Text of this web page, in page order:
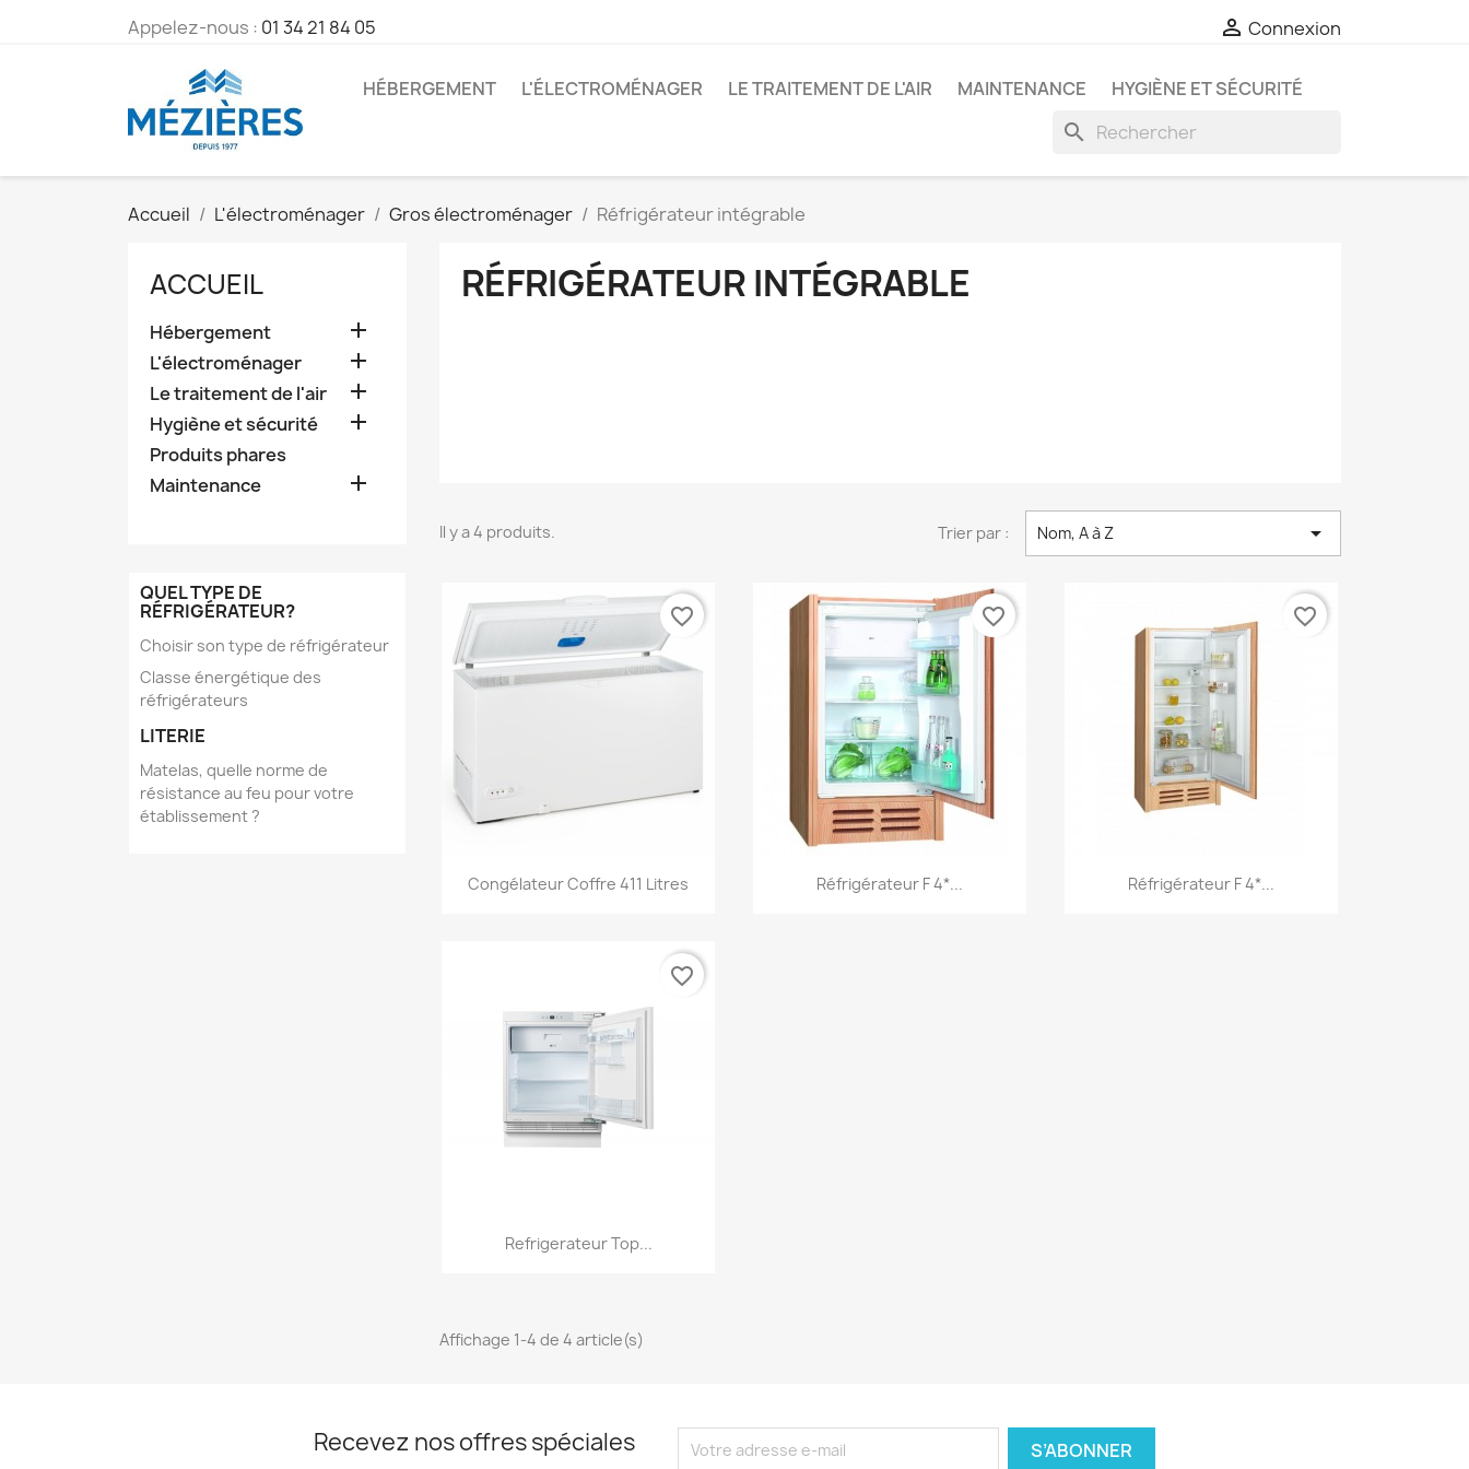
Appelez-nous : 01 34 21 84 05  Connexion
HÉBERGEMENT L'ÉLECTROMÉNAGER LE TRAITEMENT DE L'AIR MAINTENANCE HYGIÈNE ET SÉCURITÉ
search
Accueil L'électroménager Gros électroménager Réfrigérateur intégrable
ACCUEIL
Hébergement 
L'électroménager 
Le traitement de l'air 
Hygiène et sécurité 
Produits phares
Maintenance

QUEL TYPE DE
RÉFRIGÉRATEUR?
Choisir son type de réfrigérateur
Classe énergétique des
réfrigérateurs
LITERIE
Matelas, quelle norme de
résistance au feu pour votre
établissement ?
RÉFRIGÉRATEUR INTÉGRABLE
Il y a 4 produits. Trier par : Nom, A à Z 
Aperçu rapide
Congélateur Coffre 411 Litres
favorite_border
Aperçu rapide
Réfrigérateur F 4*...
favorite_border
Aperçu rapide
Réfrigérateur F 4*...
favorite_border
Aperçu rapide
Refrigerateur Top...
favorite_border
Affichage 1-4 de 4 article(s)
Recevez nos offres spéciales